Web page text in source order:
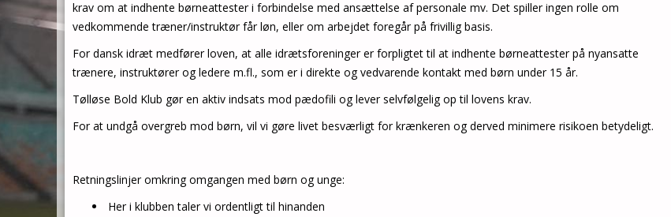
krav om at indhente børneattester i forbindelse med ansættelse af personale mv. Det spiller ingen rolle om
vedkommende træner/instruktør får løn, eller om arbejdet foregår på frivillig basis.
For dansk idræt medfører loven, at alle idrætsforeninger er forpligtet til at indhente børneattester på nyansatte
trænere, instruktører og ledere m.fl., som er i direkte og vedvarende kontakt med børn under 15 år.
Tølløse Bold Klub gør en aktiv indsats mod pædofili og lever selvfølgelig op til lovens krav.
For at undgå overgreb mod børn, vil vi gøre livet besværligt for krænkeren og derved minimere risikoen betydeligt.
Retningslinjer omkring omgangen med børn og unge:
Her i klubben taler vi ordentligt til hinanden